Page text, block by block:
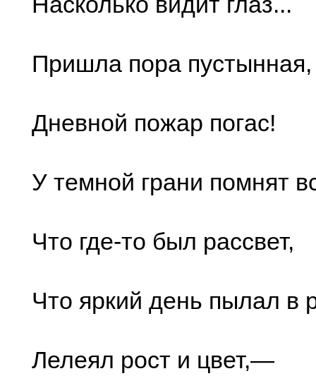
Пришла пора пустынная,
Дневной пожар погac!
У темной грани помнят
Что где-то был рассвет,
Что яркий день пылал в
Лелеял рост и цвет,—